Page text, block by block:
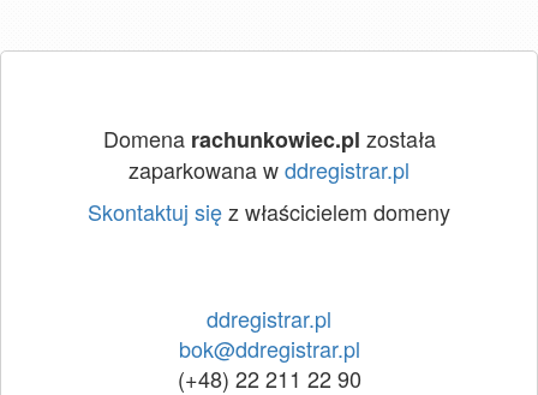
Domena rachunkowiec.pl została
zaparkowana wddregistrar.pl
Skontaktuj sięz właścicielem domeny
ddregistrar.pl
bok@ddregistrar.pl
(+48) 22 211 22 90